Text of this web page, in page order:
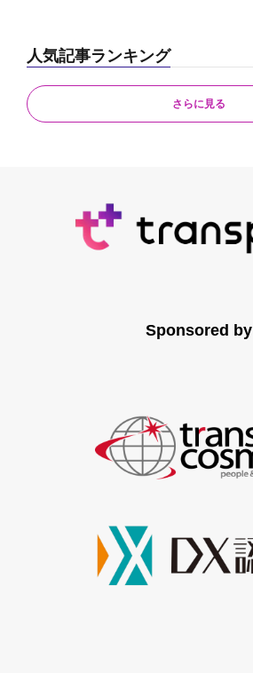
人気記事ランキング
さらに見る
Sponsored by